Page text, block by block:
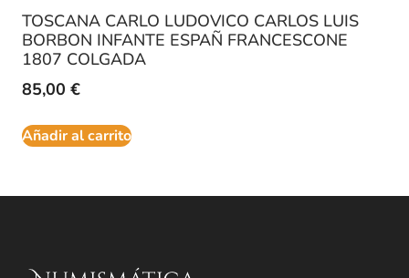
TOSCANA CARLO LUDOVICO CARLOS LUIS
BORBON INFANTE ESPAÑ FRANCESCONE
1807 COLGADA
85,00 €
Añadir al carrito